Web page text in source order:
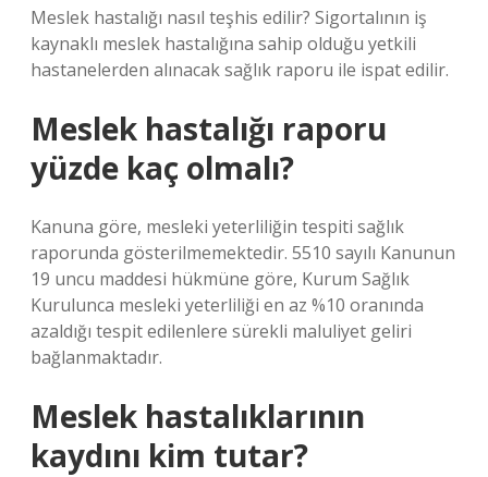
Meslek hastalığı nasıl teşhis edilir? Sigortalının iş
kaynaklı meslek hastalığına sahip olduğu yetkili
hastanelerden alınacak sağlık raporu ile ispat edilir.
Meslek hastalığı raporu
yüzde kaç olmalı?
Kanuna göre, mesleki yeterliliğin tespiti sağlık
raporunda gösterilmemektedir. 5510 sayılı Kanunun
19 uncu maddesi hükmüne göre, Kurum Sağlık
Kurulunca mesleki yeterliliği en az %10 oranında
azaldığı tespit edilenlere sürekli maluliyet geliri
bağlanmaktadır.
Meslek hastalıklarının
kaydını kim tutar?